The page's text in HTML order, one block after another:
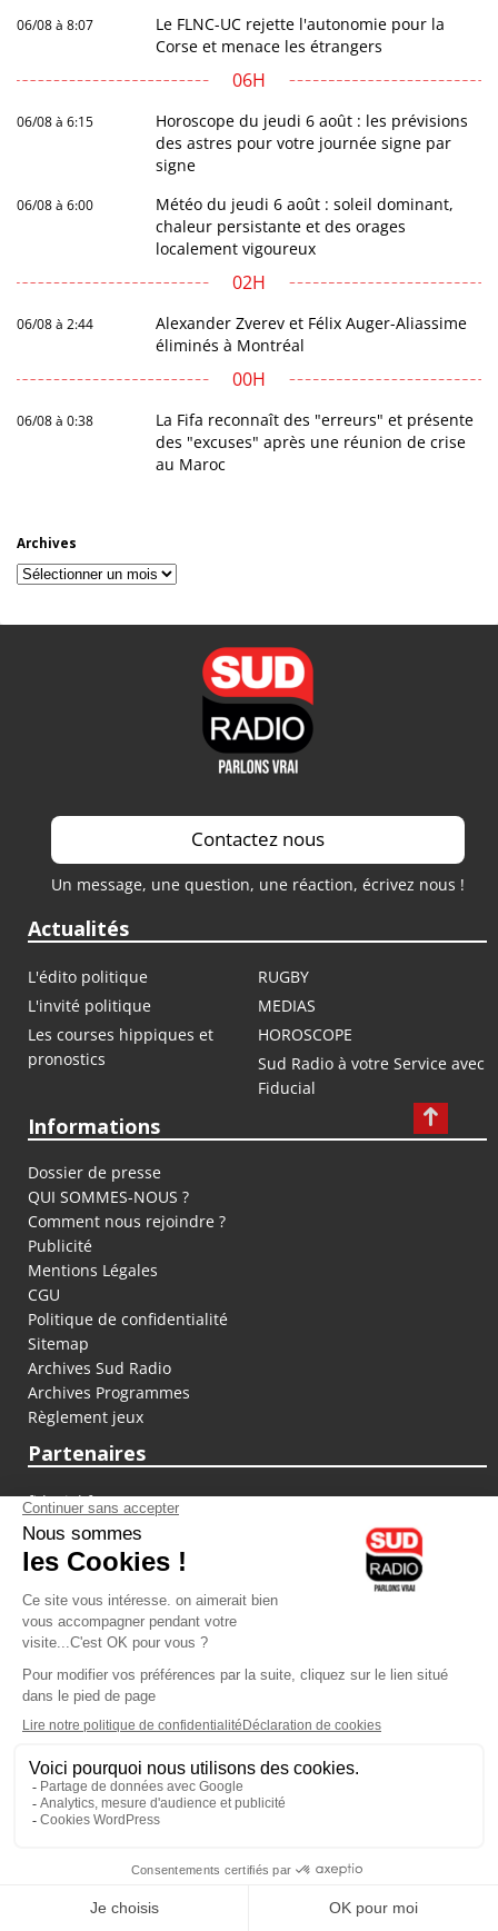
06/08 à 8:07
Le FLNC-UC rejette l'autonomie pour la
Corse et menace les étrangers
06H
06/08 à 6:15
Horoscope du jeudi 6 août : les prévisions
des astres pour votre journée signe par
signe
06/08 à 6:00
Météo du jeudi 6 août : soleil dominant,
chaleur persistante et des orages
localement vigoureux
02H
06/08 à 2:44
Alexander Zverev et Félix Auger-Aliassime
éliminés à Montréal
00H
06/08 à 0:38
La Fifa reconnaît des "erreurs" et présente
des "excuses" après une réunion de crise
au Maroc
Archives
Archives
Contactez nous
Un message, une question, une réaction, écrivez nous !
Actualités
L'édito politique
RUGBY
L'invité politique
MEDIAS
Les courses hippiques et
pronostics
HOROSCOPE
Sud Radio à votre Service avec
Fiducial
Informations
Dossier de presse
QUI SOMMES-NOUS ?
Comment nous rejoindre ?
Publicité
Mentions Légales
CGU
Politique de confidentialité
Sitemap
Archives Sud Radio
Archives Programmes
Règlement jeux
Partenaires
fiducial.fr
lyoncapitale.fr
olympique-et-lyonnais.com
L'application Iphone / Android
Téléchargez l'application
Les cookies
Gestion des cookies
Crédit photos : ©Sud Radio / Pierre Olivier
Noémie Halioua
Les débats de l'été
Jacques Pessis
Les clefs d'une vie